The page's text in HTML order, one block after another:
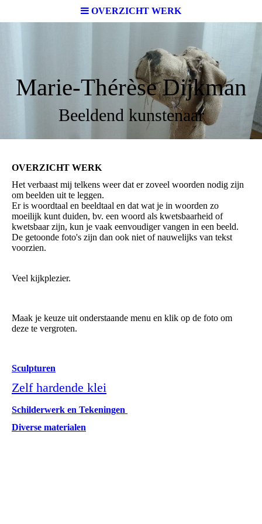
OVERZICHT WERK
Marie-Thérèse Dijkman
Beeldend kunstenaar
OVERZICHT WERK
Het verbaast mij telkens weer dat er zoveel woorden nodig zijn
om beelden uit te leggen.
Er is woordtaal en beeldtaal en dat wat je in woorden zo
moeilijk kunt duiden, bv. een woord als kwetsbaarheid of
kwetsbaar zijn, kun je vaak eenvoudiger vangen in een beeld.
De getoonde foto's zijn dan ook niet of nauwelijks van tekst
voorzien.
Veel kijkplezier.
Maak je keuze uit onderstaande menu en klik op de foto om
deze te vergroten.
Sculpturen
Zelf hardende klei
Schilderwerk en Tekeningen
Diverse materialen